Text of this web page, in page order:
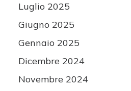
Luglio 2025
Giugno 2025
Gennaio 2025
Dicembre 2024
Novembre 2024